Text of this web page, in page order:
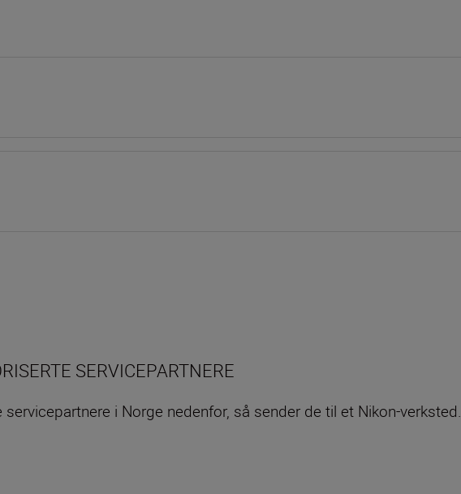
SERVICEPARTNERE
i Norge nedenfor, så sender de til et Nikon-verksted.